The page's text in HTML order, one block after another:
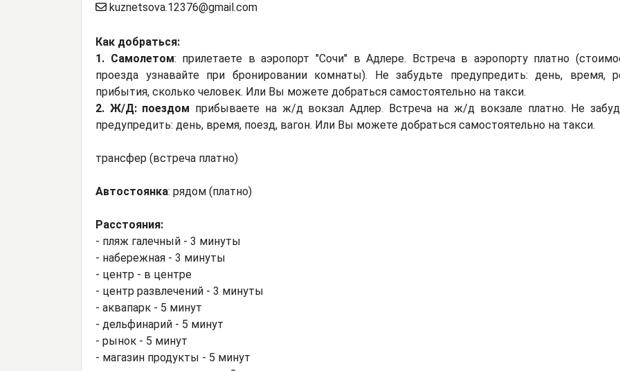
kuznetsova.12376@gmail.com
Как добраться:
1. Самолетом: прилетаете в аэропорт "Сочи" в Адлере. Встреча в аэропорту платно
проезда узнавайте при бронировании комнаты). Не забудьте предупредить: день, время,
прибытия, сколько человек. Или Вы можете добраться самостоятельно на такси.
2. Ж/Д: поездом прибываете на ж/д вокзал Адлер. Встреча на ж/д вокзале платно. Не
предупредить: день, время, поезд, вагон. Или Вы можете добраться самостоятельно на такси.
трансфер (встреча платно)
Автостоянка: рядом (платно)
Расстояния:
- пляж галечный - 3 минуты
- набережная - 3 минуты
- центр - в центре
- центр развлечений - 3 минуты
- аквапарк - 5 минут
- дельфинарий - 5 минут
- рынок - 5 минут
- магазин продукты - 5 минут